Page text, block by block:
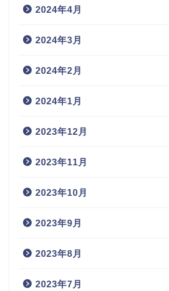
2024年4月
2024年3月
2024年2月
2024年1月
2023年12月
2023年11月
2023年10月
2023年9月
2023年8月
2023年7月